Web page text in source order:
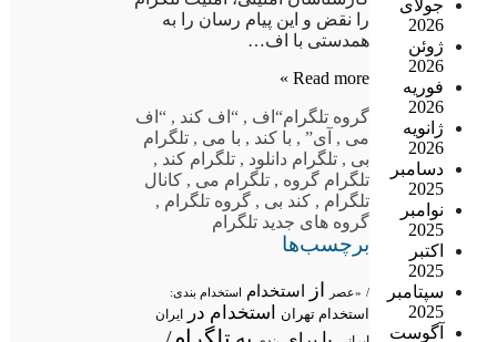
جولای
2026
ژوئن
2026
فوریه
2026
ژانویه
2026
دسامبر
2025
نوامبر
2025
اکتبر
2025
سپتامبر
2025
آگوست
را نقض و این پیام رسان را به
همدستی با اف…
Read more »
گروه تلگرام“اف , “اف کند , “اف
می , آی”, با کند , با می , تلگرام
بی , تلگرام دانلود , تلگرام کند ,
تلگرام گروه , تلگرام می , کانال
تلگرام , کند بی , گروه تلگرام ,
گروه های جدید تلگرام
برچسب‌ها
/ «عصر از استخدام استخدام بندی:
استخدام تهران استخدام در ایران